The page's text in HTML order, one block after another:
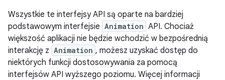
Wszystkie te interfejsy API są oparte na bardziej
podstawowym interfejsie Animation API. Chociaż
większość aplikacji nie będzie wchodzić w bezpośrednią
interakcję z Animation , możesz uzyskać dostęp do
niektórych funkcji dostosowywania za pomocą
interfejsów API wyższego poziomu. Więcej informacji